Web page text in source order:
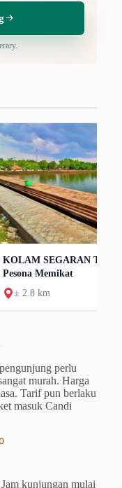
KOLAM SEGARAN Tiket
Pesona Memikat
± 2.8 km
perlu
murah. Harga
Tarif pun berlaku
masuk Candi
kunjungan mulai